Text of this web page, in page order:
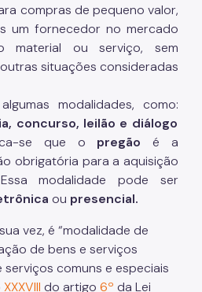
compras de pequeno valor,
um fornecedor no mercado
material ou serviço, sem
situações consideradas
modalidades, como:
concurso, leilão e diálogo
se que o pregão é a
obrigatória para a aquisição
Essa modalidade pode ser
ou presencial.
vez, é “modalidade de
de bens e serviços
comuns e especiais
XXXVIII do artigo 6º da Lei